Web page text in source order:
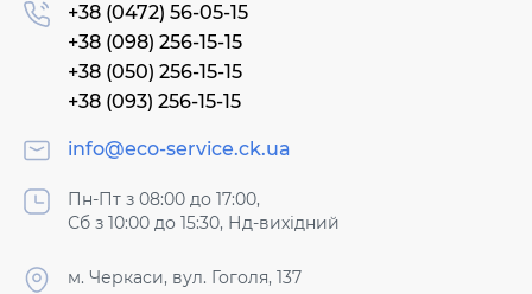
+38 (0472) 56-05-15
+38 (098) 256-15-15
+38 (050) 256-15-15
+38 (093) 256-15-15
info@eco-service.ck.ua
Пн-Пт з 08:00 до 17:00,
Сб з 10:00 до 15:30, Нд-вихідний
м. Черкаси, вул. Гоголя, 137